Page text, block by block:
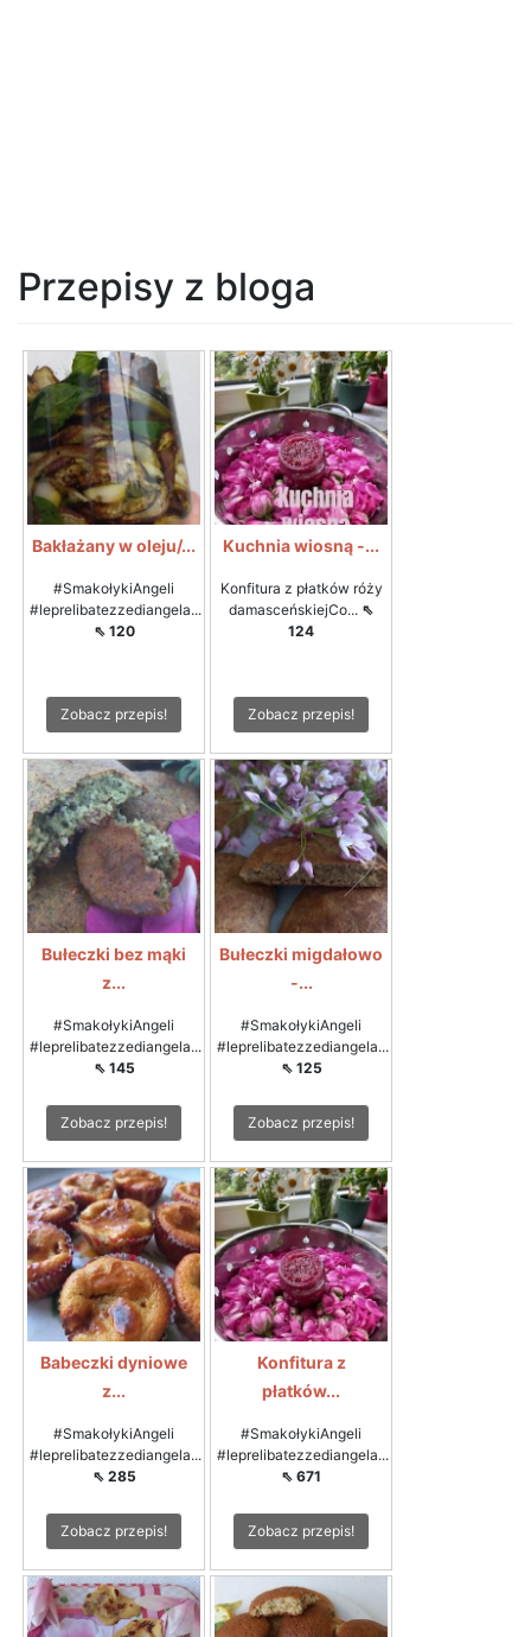
Przepisy z bloga
Bakłażany w oleju/...
#SmakołykiAngeli
#leprelibatezzediangela...
⇖ 120
Zobacz przepis!
Kuchnia wiosną -...
Konfitura z płatków róży
damasceńskiejCo... ⇖
124
Zobacz przepis!
Bułeczki bez mąki
z...
#SmakołykiAngeli
#leprelibatezzediangela...
⇖ 145
Zobacz przepis!
Bułeczki migdałowo
-...
#SmakołykiAngeli
#leprelibatezzediangela...
⇖ 125
Zobacz przepis!
Babeczki dyniowe
z...
#SmakołykiAngeli
#leprelibatezzediangela...
⇖ 285
Zobacz przepis!
Konfitura z
płatków...
#SmakołykiAngeli
#leprelibatezzediangela...
⇖ 671
Zobacz przepis!